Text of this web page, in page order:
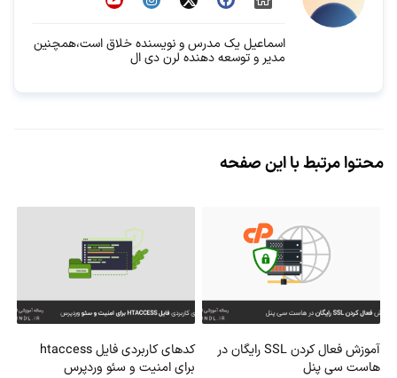
اسماعیل یک مدرس و نویسنده خلاق است،همچنین
مدیر و توسعه دهنده لرن دی ال
محتوا مرتبط با این صفحه
آموزش فعال کردن SSL رایگان در
هاست سی پنل
کدهای کاربردی فایل htaccess
برای امنیت و سئو وردپرس